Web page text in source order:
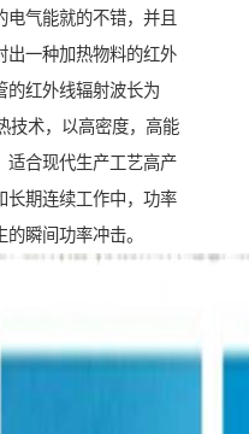
气能就的不错，并且
出一种加热物料的红外
的红外线辐射波长为
技术，以高密度，高能
适合现代生产工艺高产
长期连续工作中，功率
瞬间功率冲击。